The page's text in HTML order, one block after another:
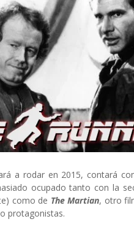
a rodar en 2015, contará
ocupado tanto con la
como de The Martian, otro
protagonistas.